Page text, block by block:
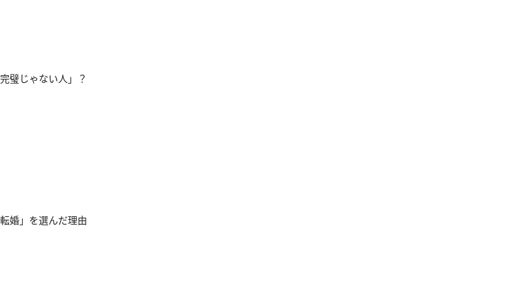
璧じゃない人」？
婚」を選んだ理由